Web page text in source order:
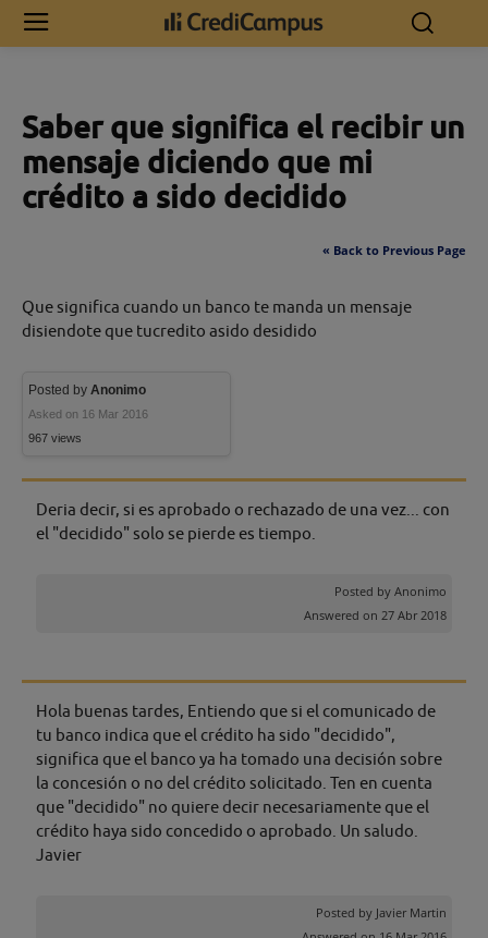
Inicio
Saber que significa el recibir un mensaje diciendo que mi crédito
Saber que significa el recibir un
mensaje diciendo que mi
crédito a sido decidido
« Back to Previous Page
Que significa cuando un banco te manda un mensaje
disiendote que tucredito asido desidido
Posted by Anonimo
Asked on 16 Mar 2016
967 views
Deria decir, si es aprobado o rechazado de una vez... con
el "decidido" solo se pierde es tiempo.
Posted by Anonimo
Answered on 27 Abr 2018
Hola buenas tardes, Entiendo que si el comunicado de
tu banco indica que el crédito ha sido "decidido",
significa que el banco ya ha tomado una decisión sobre
la concesión o no del crédito solicitado. Ten en cuenta
que "decidido" no quiere decir necesariamente que el
crédito haya sido concedido o aprobado. Un saludo.
Javier
Posted by Javier Martin